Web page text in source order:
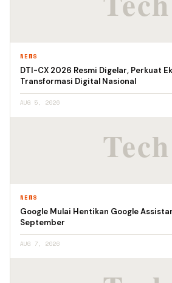
NEWS
DTI-CX 2026 Resmi Digelar, Perkuat
Transformasi Digital Nasional
AUG 5, 2026
NEWS
Google Mulai Hentikan Google
September
AUG 7, 2026